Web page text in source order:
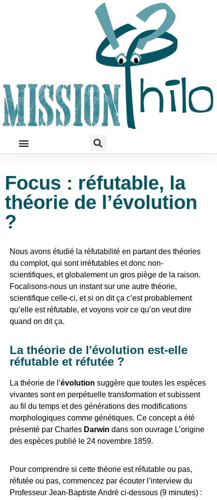
Focus : réfutable, la
théorie de l’évolution
?
Nous avons étudié la réfutabilité en partant des théories
du complot, qui sont irréfutables et donc non-
scientifiques, et globalement un gros piège de la raison.
Focalisons-nous un instant sur une autre théorie,
scientifique celle-ci, et si on dit ça c’est probablement
qu’elle est réfutable, et voyons voir ce qu’on veut dire
quand on dit ça.
La théorie de l'évolution est-elle
réfutable et réfutée ?
La théorie de l’évolution suggère que toutes les espèces
vivantes sont en perpétuelle transformation et subissent
au fil du temps et des générations des modifications
morphologiques comme génétiques. Ce concept a été
présenté par Charles Darwin dans son ouvrage L’origine
des espèces publié le 24 novembre 1859.
Pour comprendre si cette théorie est réfutable ou pas,
réfutée ou pas, commencez par écouter l’interview du
Professeur Jean-Baptiste André ci-dessous (9 minutes) :